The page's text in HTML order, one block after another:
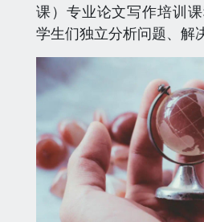
课）专业论文写作培训
学生们独立分析问题、解